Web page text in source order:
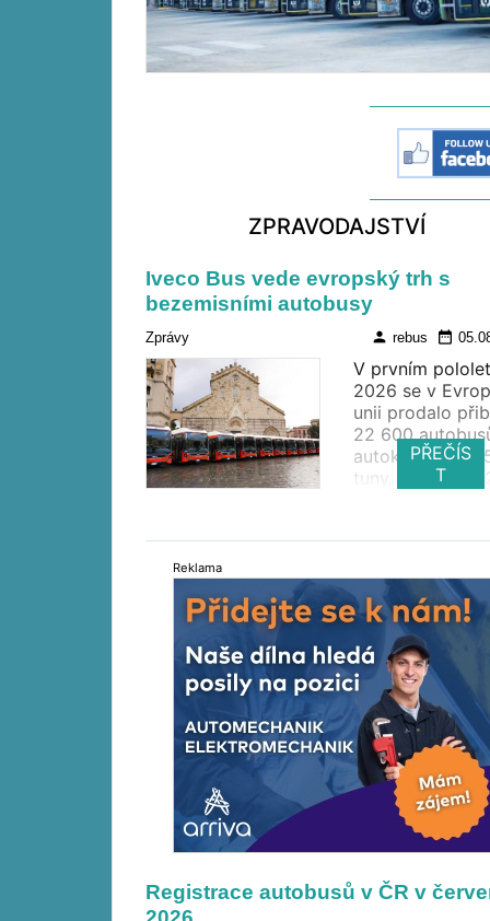
ZPRAVODAJSTVÍ
Iveco Bus vede evropský trh s
bezemisními autobusy
Zprávy person rebus date_range
V prvním
2026 se v
unii prodalo
22 600
autokarů nad
tuny, z toho 6
procenta oproti
období roku
Mezi výrobci
Iveco Bus před
Solaris a Yutong.
PŘEČÍS
T
Reklama
Registrace autobusů v ČR v